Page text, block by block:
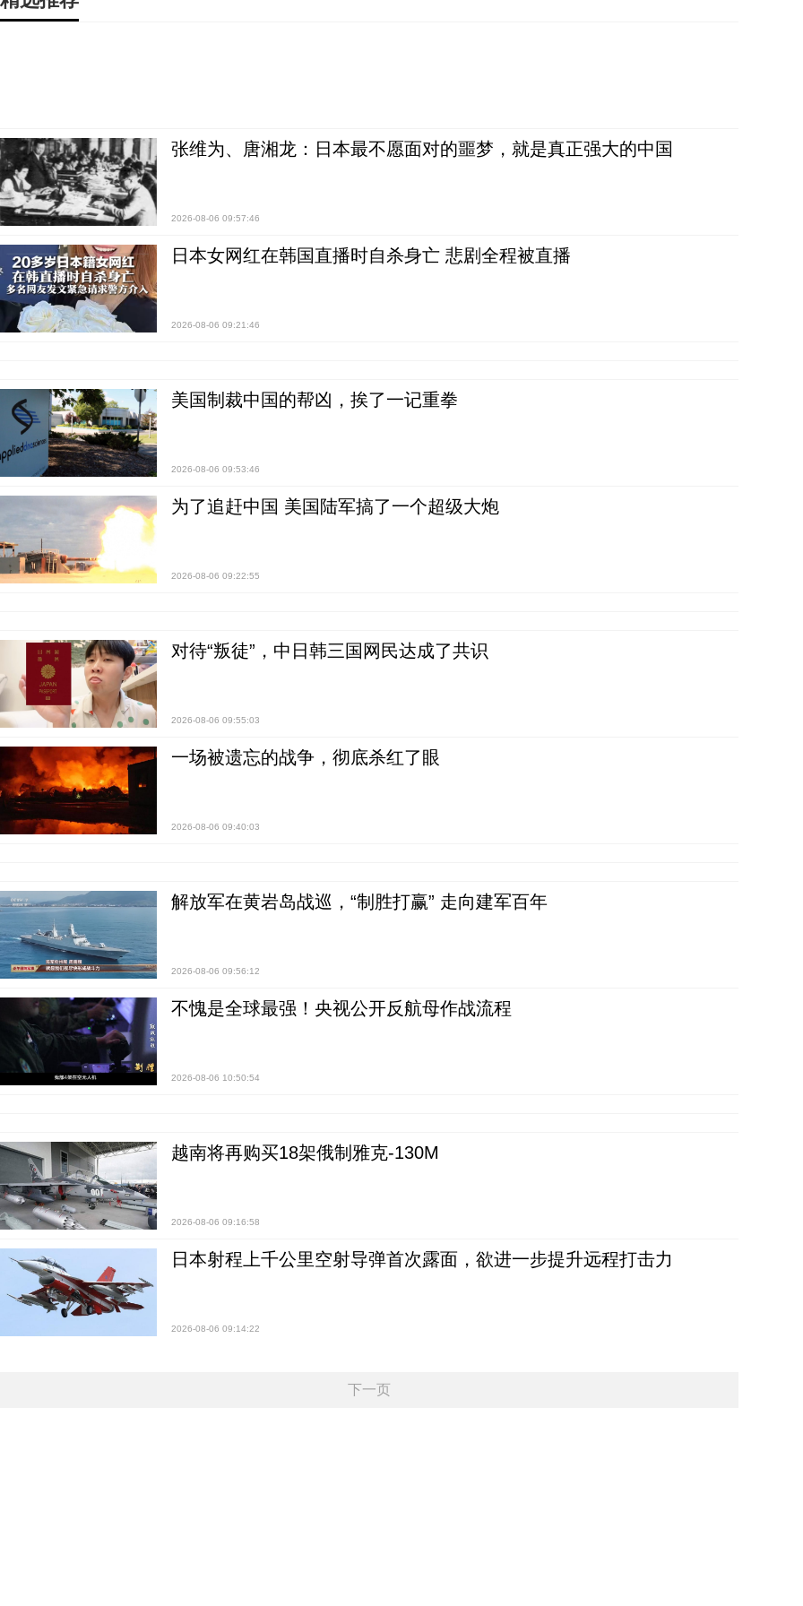
张维为、唐湘龙：日本最不愿面对的噩梦，就是真正强大的中国
2026-08-06 09:57:46
日本女网红在韩国直播时自杀身亡 悲剧全程被直播
2026-08-06 09:21:46
美国制裁中国的帮凶，挨了一记重拳
2026-08-06 09:53:46
为了追赶中国 美国陆军搞了一个超级大炮
2026-08-06 09:22:55
对待“叛徒”，中日韩三国网民达成了共识
2026-08-06 09:55:03
一场被遗忘的战争，彻底杀红了眼
2026-08-06 09:40:03
解放军在黄岩岛战巡，“制胜打赢” 走向建军百年
2026-08-06 09:56:12
不愧是全球最强！央视公开反航母作战流程
2026-08-06 10:50:54
越南将再购买18架俄制雅克-130M
2026-08-06 09:16:58
日本射程上千公里空射导弹首次露面，欲进一步提升远程打击力
2026-08-06 09:14:22
下一页